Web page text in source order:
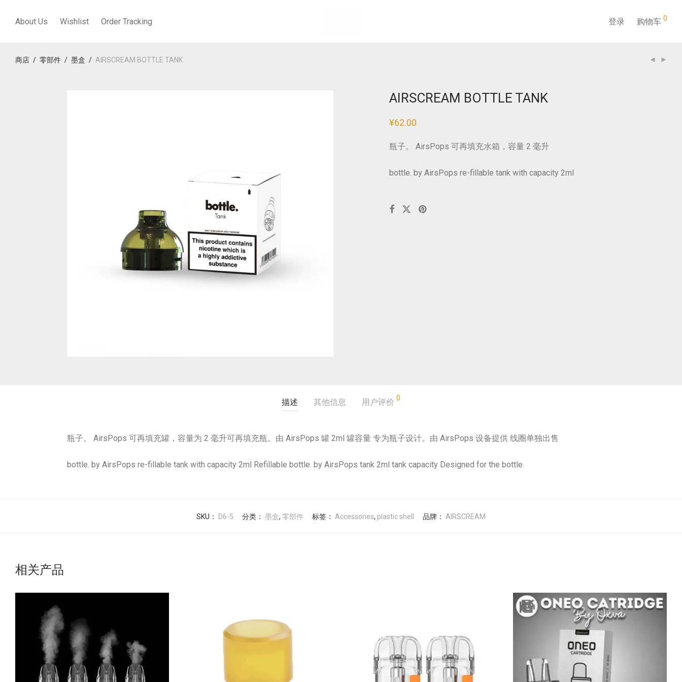
About Us Wishlist Order Tracking 登录 购物车 0
商店 / 零部件 / 墨盒 / AIRSCREAM BOTTLE TANK
AIRSCREAM BOTTLE TANK
¥62.00
瓶子。 AirsPops 可再填充水箱，容量 2 毫升
bottle. by AirsPops re-fillable tank with capacity 2ml
描述 其他信息 用户评价 0
瓶子。 AirsPops 可再填充罐，容量为 2 毫升可再填充瓶。由 AirsPops 罐 2ml 罐容量 专为瓶子设计。由 AirsPops 设备提供 线圈单独出售
bottle. by AirsPops re-fillable tank with capacity 2ml Refillable bottle. by AirsPops tank 2ml tank capacity Designed for the bottle.
SKU： D6-5 分类： 墨盒, 零部件 标签： Accessories, plastic shell 品牌： AIRSCREAM
相关产品